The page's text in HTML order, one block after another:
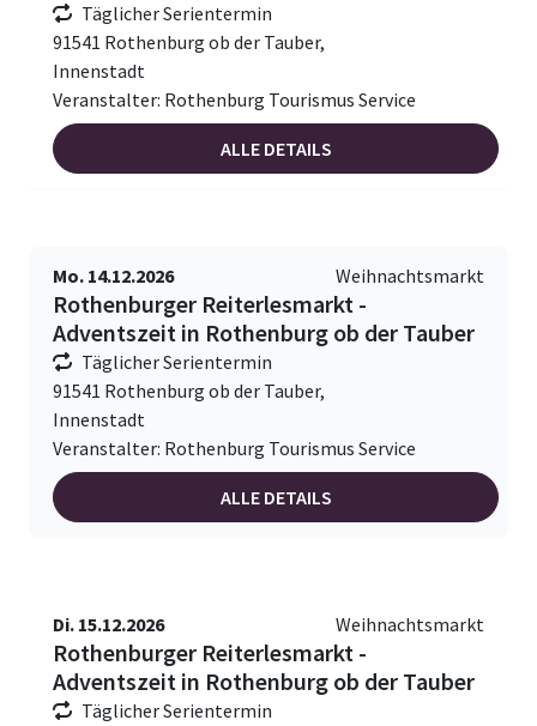
Täglicher Serientermin
91541 Rothenburg ob der Tauber,
Innenstadt
Veranstalter: Rothenburg Tourismus Service
ALLE DETAILS
Mo. 14.12.2026 Weihnachtsmarkt
Rothenburger Reiterlesmarkt -
Adventszeit in Rothenburg ob der Tauber
Täglicher Serientermin
91541 Rothenburg ob der Tauber,
Innenstadt
Veranstalter: Rothenburg Tourismus Service
ALLE DETAILS
Di. 15.12.2026 Weihnachtsmarkt
Rothenburger Reiterlesmarkt -
Adventszeit in Rothenburg ob der Tauber
Täglicher Serientermin